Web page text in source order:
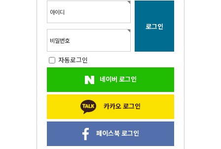
아이디
비밀번호
자동로그인
네이버 로그인
카카오 로그인
페이스북 로그인
국비지원 무료교육
BIM 건축설계 및 실내건축설계(캐드(CAD),맥스(MAX),레빗(REVIT))실무자 양성과정
React, Veu 프레임워크 기반 프론트엔드 개발 양성 지원
반응형/웹퍼블리셔/프론트엔드 웹개발자(웹디자인)